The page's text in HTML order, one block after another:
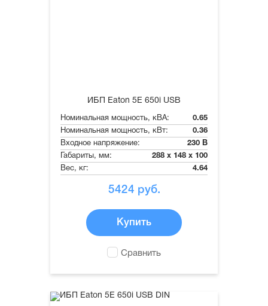
ИБП Eaton 5E 650i USB
Номинальная мощность, кВА:
0.65
Номинальная мощность, кВт:
0.36
Входное напряжение:
230 В
Габариты, мм:
288 x 148 x 100
Вес, кг:
4.64
5424 руб.
Купить
Сравнить